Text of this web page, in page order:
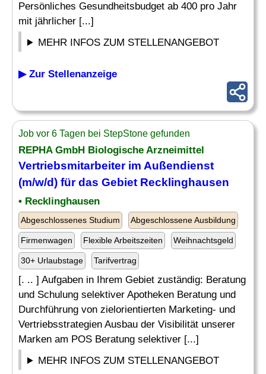
Persönliches Gesundheitsbudget ab 400 pro Jahr
mit jährlicher [...]
MEHR INFOS ZUM STELLENANGEBOT
▶ Zur Stellenanzeige
Job vor 6 Tagen bei StepStone gefunden
REPHA GmbH Biologische Arzneimittel
Vertriebsmitarbeiter im Außendienst
(m/w/d) für das Gebiet Recklinghausen
• Recklinghausen
Abgeschlossenes Studium Abgeschlossene Ausbildung
Firmenwagen Flexible Arbeitszeiten Weihnachtsgeld
30+ Urlaubstage Tarifvertrag
[. .. ] Aufgaben in Ihrem Gebiet zuständig: Beratung
und Schulung selektiver Apotheken Beratung und
Durchführung von zielorientierten Marketing- und
Vertriebsstrategien Ausbau der Visibilität unserer
Marken am POS Beratung selektiver [...]
MEHR INFOS ZUM STELLENANGEBOT